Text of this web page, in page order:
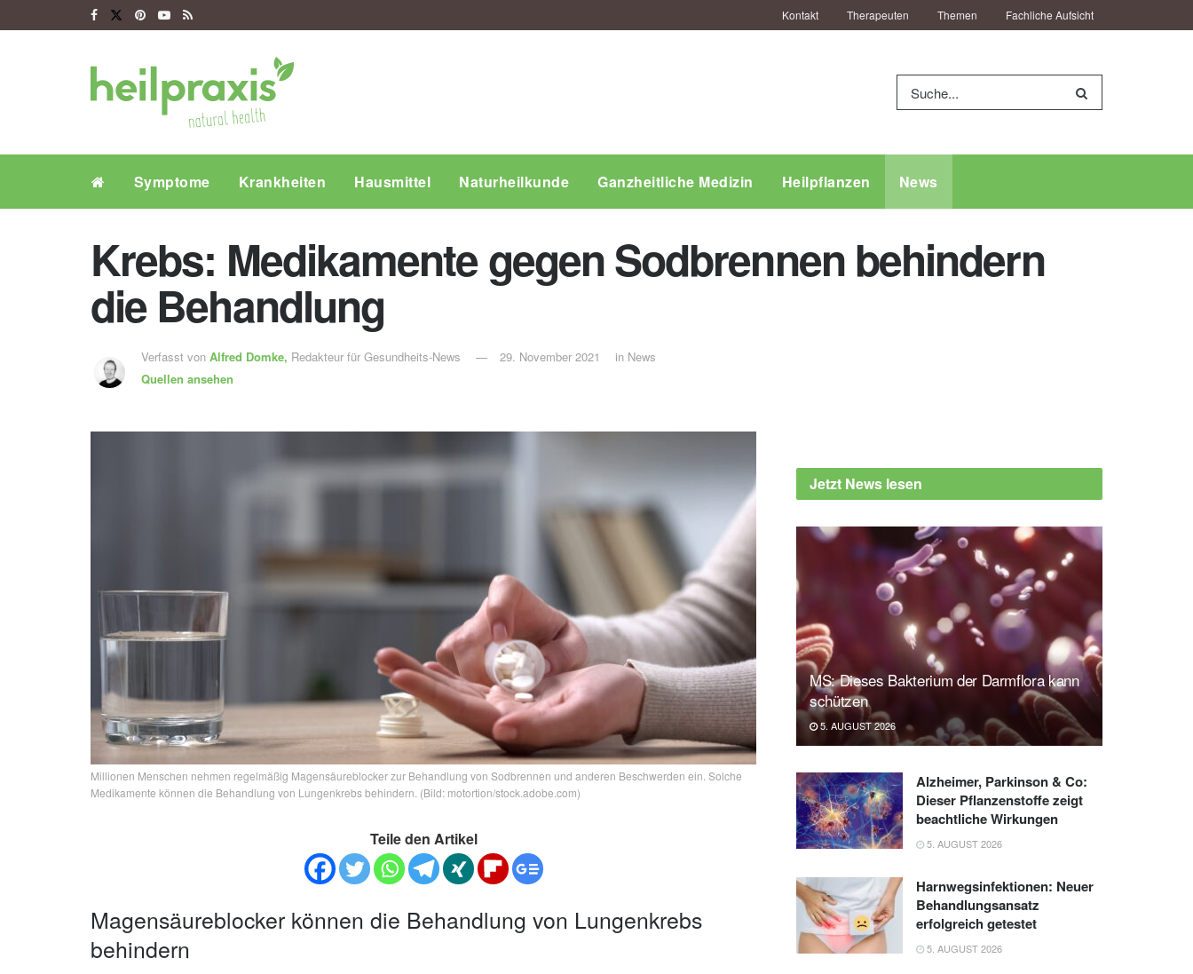
Kontakt Therapeuten Themen Fachliche Aufsicht
Symptome Krankheiten Hausmittel Naturheilkunde Ganzheitliche Medizin Heilpflanzen News
Krebs: Medikamente gegen Sodbrennen behindern
die Behandlung
Verfasst von Alfred Domke, Redakteur für Gesundheits-News
Quellen ansehen
29. November 2021 in News
Millionen Menschen nehmen regelmäßig Magensäureblocker zur Behandlung von Sodbrennen und anderen Beschwerden ein. Solche
Medikamente können die Behandlung von Lungenkrebs behindern. (Bild: motortion/stock.adobe.com)
Teile den Artikel
Magensäureblocker können die Behandlung von Lungenkrebs
behindern
Jetzt News lesen
MS: Dieses Bakterium der Darmflora kann
schützen
5. AUGUST 2026
Alzheimer, Parkinson & Co:
Dieser Pflanzenstoffe zeigt
beachtliche Wirkungen
5. AUGUST 2026
Harnwegsinfektionen: Neuer
Behandlungsansatz
erfolgreich getestet
5. AUGUST 2026